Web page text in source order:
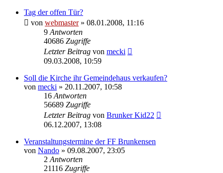
Tag der offen Tür?
von webmaster» 08.01.2008, 11:16
9 Antworten
40686 Zugriffe
Letzter Beitrag von mecki
09.03.2008, 10:59
Soll die Kirche ihr Gemeindehaus verkaufen?
von mecki » 20.11.2007, 10:58
16 Antworten
56689 Zugriffe
Letzter Beitrag von Brunker Kid22
06.12.2007, 13:08
Veranstaltungstermine der FF Brunkensen
von Nando » 09.08.2007, 23:05
2 Antworten
21116 Zugriffe